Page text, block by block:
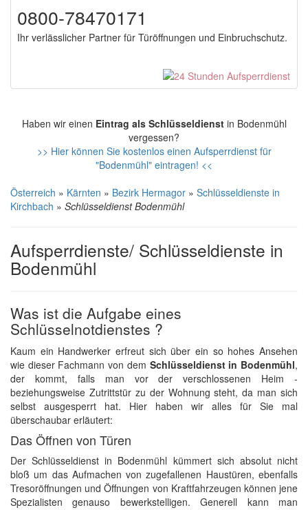
0800-78470171
Ihr verlässlicher Partner für Türöffnungen und Einbruchschutz.
Haben wir einen Eintrag als Schlüsseldienstin Bodenmühl
vergessen?
>> Hier können Sie kostenlos einen Aufsperrdienst für
"Bodenmühl" eintragen! <<
Österreich » Kärnten » Bezirk Hermagor » Schlüsseldienste in
Kirchbach » Schlüsseldienst Bodenmühl
Aufsperrdienste/ Schlüsseldienste in
Bodenmühl
Was ist die Aufgabe eines
Schlüsselnotdienstes ?
Kaum ein Handwerker erfreut sich über ein so hohes Ansehen
wie dieser Fachmann von dem Schlüsseldienst in Bodenmühl,
der kommt, falls man vor der verschlossenen Heim -
beziehungsweise Zutrittstür zu der Wohnung steht, da man sich
selbst ausgesperrt hat. Hier haben wir alles für Sie mal
überschaubar erläutert:
Das Öffnen von Türen
Der Schlüsseldienst in Bodenmühl kümmert sich absolut nicht
bloß um das Aufmachen von zugefallenen Haustüren, ebenfalls
Tresoröffnungen und Öffnungen von Kraftfahrzeugen können jene
Spezialisten genauso bewerkstelligen. Generell kann man